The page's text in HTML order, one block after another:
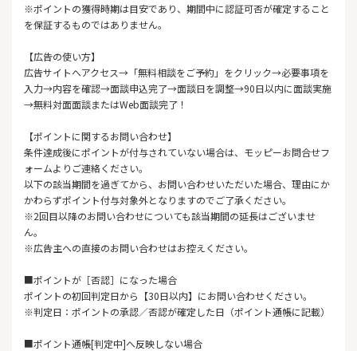
※ポイントの獲得時期は目安であり、期間中に認証可否が確定すること
を保証するものではありません。
【広告の使い方】
広告サイトへアクセス→「無料相談をご予約」をクリック→必要事項を
入力→内容を確認→面談申込完了→面談日を調整→90日以内に面談実施
→無料対面面談またはWeb面談完了！
【ポイントに関するお問い合わせ】
条件達成後にポイントが付与されていない場合は、モッピーお問合せフ
ォームよりご連絡ください。
以下の該当期間を過ぎてから、お問い合わせいただいた場合、理由にか
かわらずポイント付与対象外となりますのでご了承ください。
※2回目以降のお問い合わせについても該当期間の延長はございませ
ん。
※広告主への直接のお問い合わせはお控えください。
■ポイントが［否認］になった場合
ポイントの初回判定日から【30日以内】にお問い合わせください。
※判定日：ポイントの承認／否認が確定した日（ポイント通帳に記載）
■ポイント通帳[判定中]へ反映しない場合